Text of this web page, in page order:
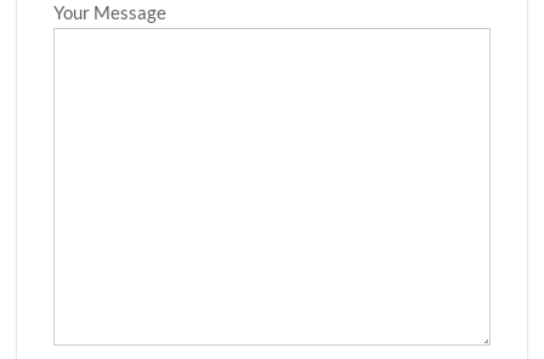
Your Message